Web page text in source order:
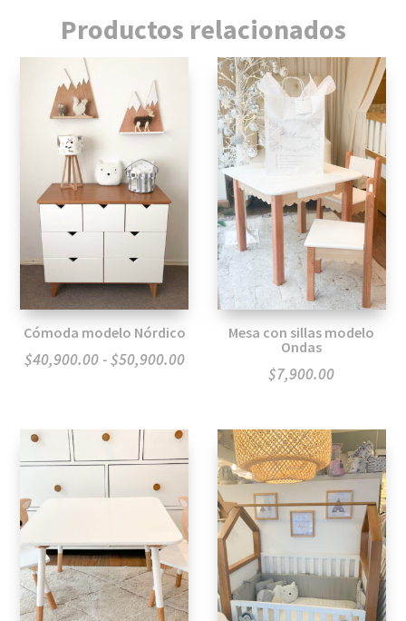
Productos relacionados
Cómoda modelo Nórdico
$40,900.00-$50,900.00Rango
desde
$40,900.00
hasta
$50,900.00
Mesa con sillas modelo
Ondas
$7,900.00